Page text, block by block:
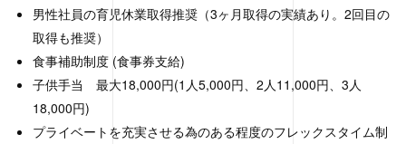
男性社員の育児休業取得推奨（3ヶ月取得の実績あり。2回目の
取得も推奨）
食事補助制度 (食事券支給)
子供手当 最大18,000円(1人5,000円、2人11,000円、3人
18,000円)
プライベートを充実させる為のある程度のフレックスタイム制